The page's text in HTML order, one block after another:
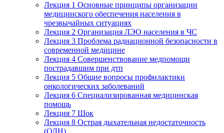
Лекция 1 Основные принципы организации
медицинского обеспечения населения в
чрезвычайных ситуациях
Лекция 2 Организация ЛЭО населения в ЧС
Лекция 3 Проблема радиационной безопасности в
современной медицине
Лекция 4 Совершенствование медпомощи
пострадавшим при дтп
Лекция 5 Общие вопросы профилактики
онкологических заболеваний
Лекция 6 Специализированная медицинская
помощь
Лекция 7 Шок
Лекция 8 Острая дыхательная недостаточность
(ОДН)